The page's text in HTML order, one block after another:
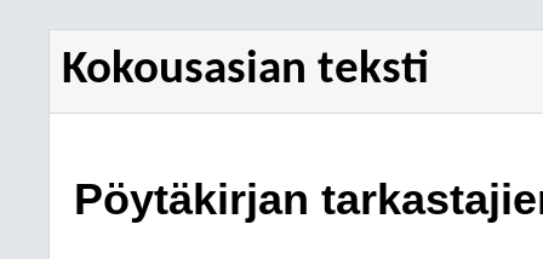
Kokousasian teksti
Pöytäkirjan